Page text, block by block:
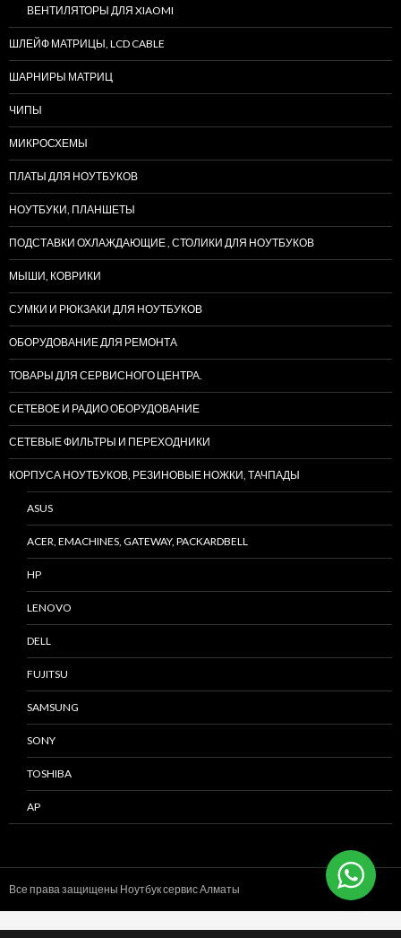
ВЕНТИЛЯТОРЫ ДЛЯ XIAOMI
ШЛЕЙФ МАТРИЦЫ, LCD CABLE
ШАРНИРЫ МАТРИЦ
ЧИПЫ
МИКРОСХЕМЫ
ПЛАТЫ ДЛЯ НОУТБУКОВ
НОУТБУКИ, ПЛАНШЕТЫ
ПОДСТАВКИ ОХЛАЖДАЮЩИЕ , СТОЛИКИ ДЛЯ НОУТБУКОВ
МЫШИ, КОВРИКИ
СУМКИ И РЮКЗАКИ ДЛЯ НОУТБУКОВ
ОБОРУДОВАНИЕ ДЛЯ РЕМОНТА
ТОВАРЫ ДЛЯ СЕРВИСНОГО ЦЕНТРА.
СЕТЕВОЕ И РАДИО ОБОРУДОВАНИЕ
СЕТЕВЫЕ ФИЛЬТРЫ И ПЕРЕХОДНИКИ
КОРПУСА НОУТБУКОВ, РЕЗИНОВЫЕ НОЖКИ, ТАЧПАДЫ
ASUS
ACER, EMACHINES, GATEWAY, PACKARDBELL
HP
LENOVO
DELL
FUJITSU
SAMSUNG
SONY
TOSHIBA
AP
Все права защищены Ноутбук сервисАлматы